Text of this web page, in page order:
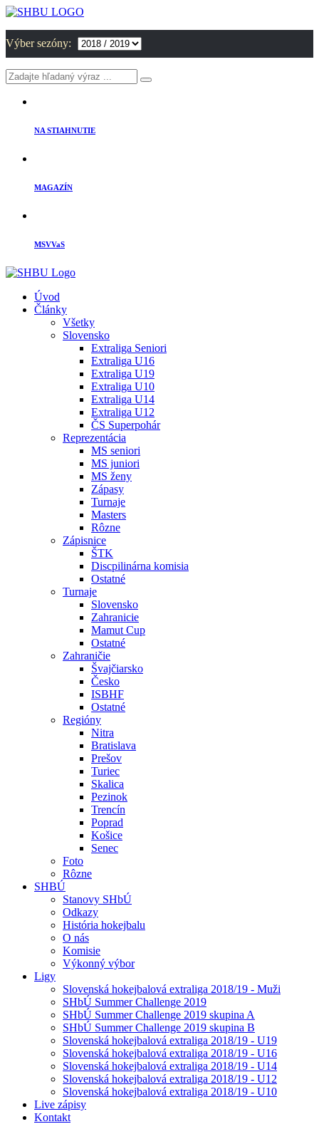
Výber sezóny:
NA STIAHNUTIE
MAGAZÍN
MSVVaS
Úvod
Články
Všetky
Slovensko
Extraliga Seniori
Extraliga U16
Extraliga U19
Extraliga U10
Extraliga U14
Extraliga U12
ČS Superpohár
Reprezentácia
MS seniori
MS juniori
MS ženy
Zápasy
Turnaje
Masters
Rôzne
Zápisnice
ŠTK
Discpilinárna komisia
Ostatné
Turnaje
Slovensko
Zahranicie
Mamut Cup
Ostatné
Zahraničie
Švajčiarsko
Česko
ISBHF
Ostatné
Regióny
Nitra
Bratislava
Prešov
Turiec
Skalica
Pezinok
Trencín
Poprad
Košice
Senec
Foto
Rôzne
SHBÚ
Stanovy SHbÚ
Odkazy
História hokejbalu
O nás
Komisie
Výkonný výbor
Ligy
Slovenská hokejbalová extraliga 2018/19 - Muži
SHbÚ Summer Challenge 2019
SHbÚ Summer Challenge 2019 skupina A
SHbÚ Summer Challenge 2019 skupina B
Slovenská hokejbalová extraliga 2018/19 - U19
Slovenská hokejbalová extraliga 2018/19 - U16
Slovenská hokejbalová extraliga 2018/19 - U14
Slovenská hokejbalová extraliga 2018/19 - U12
Slovenská hokejbalová extraliga 2018/19 - U10
Live zápisy
Kontakt